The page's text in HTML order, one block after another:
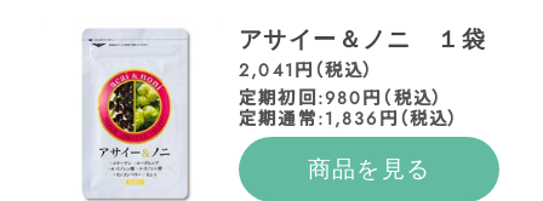
アサイー＆ノニ １袋
2,041円（税込）
定期初回:980円（税込）
定期通常:1,836円（税込）
商品を見る